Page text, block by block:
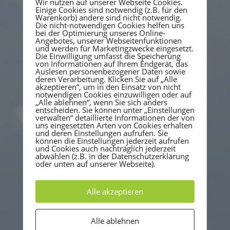
Du ärgerst dich auch über unser
Schulsystem? Da muss sich
etwas verändern. Die Kids
müssen aus der Schule kommen
und wissen, wie Lernen geht.
Du möchtest viele Lernmethoden
kennen lernen und es auch an
andere weitergeben?
Wie wäre es denn damit: Werde
selbst zumLearn2learn-Trainer!
Es gibt allerdings eine
Bedingung: Du solltest dich
selbst für das Lernen begeistern
und offen für neue Methoden
sein. Eine pädagogische
Vorbildung ist keine
Voraussetzung!
Einige Cookies sind notwendig (z.B. für den
Warenkorb) andere sind nicht notwendig.
Die nicht-notwendigen Cookies helfen uns
bei der Optimierung unseres Online-
Angebotes, unserer Webseitenfunktionen
und werden für Marketingzwecke eingesetzt.
Die Einwilligung umfasst die Speicherung
von Informationen auf Ihrem Endgerät, das
Auslesen personenbezogener Daten sowie
deren Verarbeitung. Klicken Sie auf „Alle
akzeptieren“, um in den Einsatz von nicht
notwendigen Cookies einzuwilligen oder auf
„Alle ablehnen“, wenn Sie sich anders
entscheiden. Sie können unter „Einstellungen
verwalten“ detaillierte Informationen der von
uns eingesetzten Arten von Cookies erhalten
und deren Einstellungen aufrufen. Sie
können die Einstellungen jederzeit aufrufen
und Cookies auch nachträglich jederzeit
abwählen (z.B. in der Datenschutzerklärung
oder unten auf unserer Webseite).
Alle akzeptieren
Alle ablehnen